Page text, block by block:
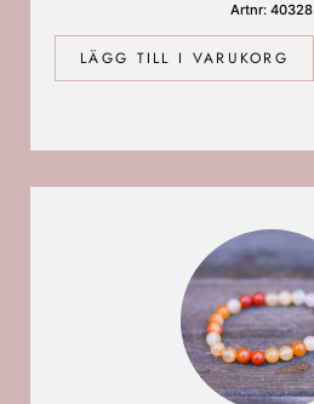
LÄGG TILL I VARUKORG
Artnr: 40328